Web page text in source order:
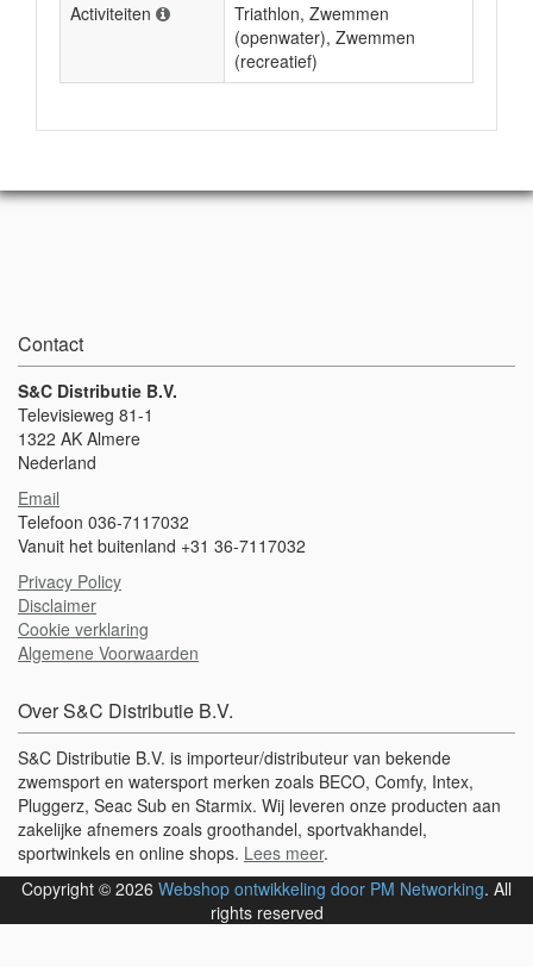
Activiteiten
Triathlon, Zwemmen
(openwater), Zwemmen
(recreatief)
Contact
S&C Distributie B.V.
Televisieweg 81-1
1322 AK Almere
Nederland
Email
Telefoon 036-7117032
Vanuit het buitenland +31 36-7117032
Privacy Policy
Disclaimer
Cookie verklaring
Algemene Voorwaarden
Over S&C Distributie B.V.
S&C Distributie B.V. is importeur/distributeur van bekende
zwemsport en watersport merken zoals BECO, Comfy, Intex,
Pluggerz, Seac Sub en Starmix. Wij leveren onze producten aan
zakelijke afnemers zoals groothandel, sportvakhandel,
sportwinkels en online shops. Lees meer.
Copyright © 2026 Webshop ontwikkeling door PM Networking. All
rights reserved